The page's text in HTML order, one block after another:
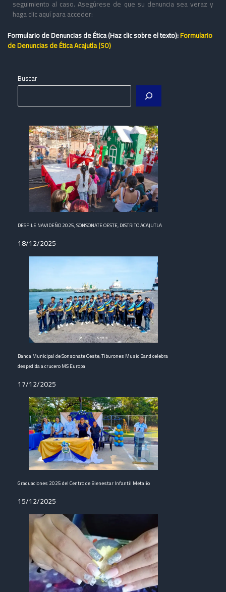
seguimiento al caso. Asegúrese de que su denuncia sea veraz y
haga clic aquí para acceder:
Formulario de Denuncias de Ética (Haz clic sobre el texto):Formulario
de Denuncias de Ética Acajutla (SO)
Buscar
DESFILE NAVIDEÑO 2025, SONSONATE OESTE, DISTRITO ACAJUTLA
18/12/2025
Banda Municipal de Sonsonate Oeste, Tiburones Music Band celebra
despedida a crucero MS Europa
17/12/2025
Graduaciones 2025 del Centro de Bienestar Infantil Metalío
15/12/2025